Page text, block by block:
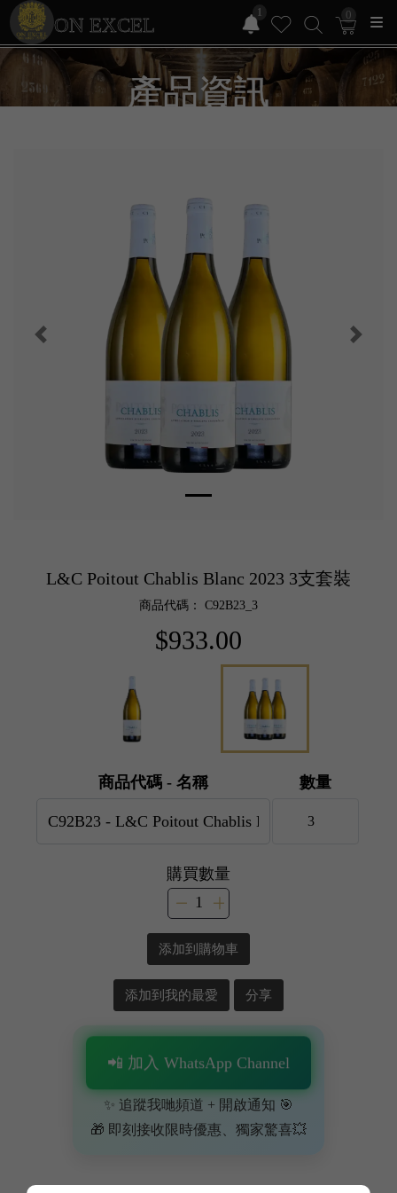
ON EXCEL
1 0
產品資訊
L&C Poitout Chablis Blanc 2023 3支套裝
商品代碼： C92B23_3
$933.00
商品代碼 - 名稱 數量
購買數量
添加到購物車
添加到我的最愛 分享
📲 加入 WhatsApp Channel
✨ 追蹤我哋頻道 + 開啟通知 🎯
🎁 即刻接收限時優惠、獨家驚喜💥